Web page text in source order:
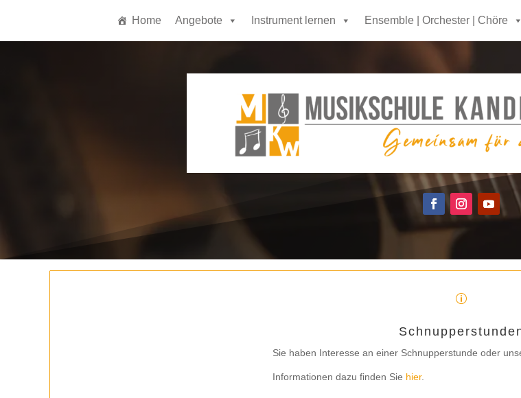
Home Angebote Instrument lernen Ensemble | Orchester | Chöre
p
Sie haben Interesse an einer Schnupperstunde oder
Informationen dazu finden Sie hier.